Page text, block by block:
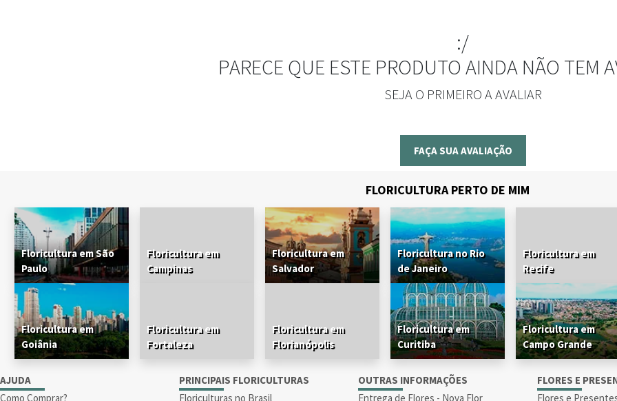
:/
PARECE QUE ESTE PRODUTO AINDA NÃO TEM
SEJA O PRIMEIRO A AVALIAR
FAÇA SUA AVALIAÇÃO
FLORICULTURA PERTO DE MIM
Floricultura em São
Paulo
Floricultura em
Campinas
Floricultura em
Salvador
Floricultura no Rio
de Janeiro
Floricultura em
Recife
Floricultura em
Goiânia
Floricultura em
Fortaleza
Floricultura em
Florianópolis
Floricultura em
Curitiba
Floricultura em
Campo Grande
AJUDA
Como Comprar?
PRINCIPAIS FLORICULTURAS
Floriculturas no Brasil
OUTRAS INFORMAÇÕES
Entrega de Flores - Nova Flor
FLORES E
Flores e